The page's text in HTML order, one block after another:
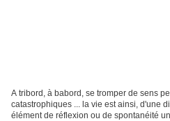
A tribord, à babord, se tromper de sens
catastrophiques ... la vie est ainsi, d'une
élément de réflexion ou de spontanéité